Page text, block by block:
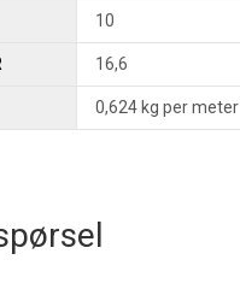
10
16,6
0,624 kg per meter